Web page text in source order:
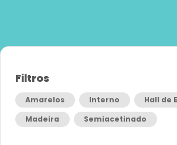
Filtros
Amarelos Interno
Hall de
Madeira
Semiacetinado